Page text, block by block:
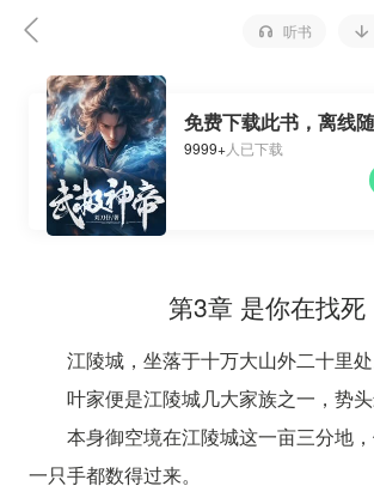
听书
免费下载此书，离线
9999+人已下载
第3章 是你在找死
江陵城，坐落于十万大山外二十里处
叶家便是江陵城几大家族之一，势头
本身御空境在江陵城这一亩三分地
一只手都数得过来。